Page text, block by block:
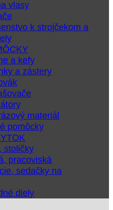
vlasy
k strojčekom a
a kefy
a zástery
materiál
pomôcky
stoličky
pracoviská
sedačky na
diely